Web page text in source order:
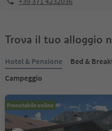
Trova il tuo alloggio
Hotel & Pensione Bed &
Campeggio
Prenotabile online